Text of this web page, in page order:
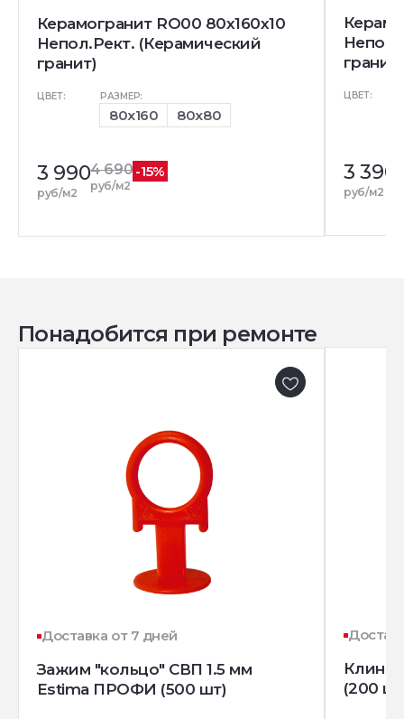
Керамогранит RO00 80x160x10
Непол.Рект. (Керамический
гранит)
ЦВЕТ: РАЗМЕР:
80x160 80x80
3 990
руб/м2
4 690
руб/м2
-15%
гранит)
ЦВЕТ:
3 390
руб/м2
Понадобится при ремонте
Доставка от 7 дней
Зажим "кольцо" СВП 1.5 мм
Estima ПРОФИ (500 шт)
Клин
(200